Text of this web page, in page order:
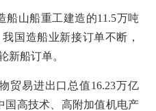
船山船重工建造的11.5万吨
国造船业新接订单不断，
新船订单。
贸易进出口总值16.23万亿
国高技术、高附加值机电产